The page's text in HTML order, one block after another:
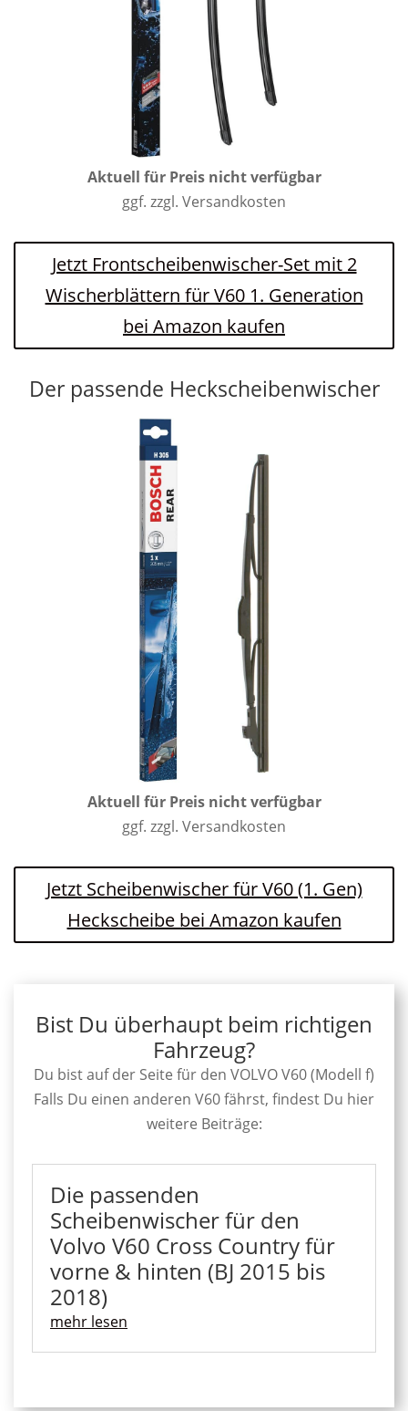
Aktuell für Preis nicht verfügbar
ggf. zzgl. Versandkosten
Jetzt Frontscheibenwischer-Set mit 2
Wischerblättern für V60 1. Generation
bei Amazon kaufen
Der passende Heckscheibenwischer
Aktuell für Preis nicht verfügbar
ggf. zzgl. Versandkosten
Jetzt Scheibenwischer für V60 (1. Gen)
Heckscheibe bei Amazon kaufen
Bist Du überhaupt beim richtigen
Fahrzeug?
Du bist auf der Seite für den VOLVO V60 (Modell f)
Falls Du einen anderen V60 fährst, findest Du hier
weitere Beiträge:
Die passenden
Scheibenwischer für den
Volvo V60 Cross Country für
vorne & hinten (BJ 2015 bis
2018)
mehr lesen